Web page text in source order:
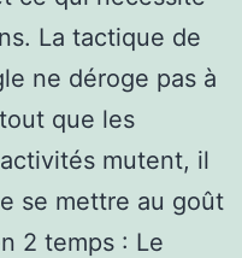
La tactique de
ne déroge pas à
que les
mutent, il
se mettre au goût
2 temps : Le